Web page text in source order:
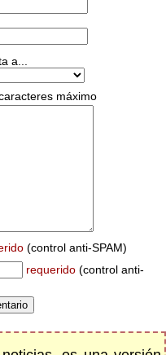
a...
máximo
(control anti-SPAM)
requerido (control anti-